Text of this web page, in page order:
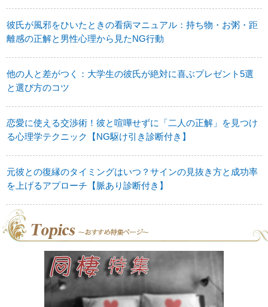
彼氏が風邪をひいたときの看病マニュアル：持ち物・お粥・距
離感の正解と男性心理から見たNG行動
他の人と差がつく：大学生の彼氏が絶対に喜ぶプレゼント5選
と選び方のコツ
恋愛に使える交渉術！彼と喧嘩せずに「二人の正解」を見つけ
る心理学テクニック【NG駆け引き診断付き】
元彼との復縁のタイミングはいつ？サインの見抜き方と成功率
を上げるアプローチ【脈あり診断付き】